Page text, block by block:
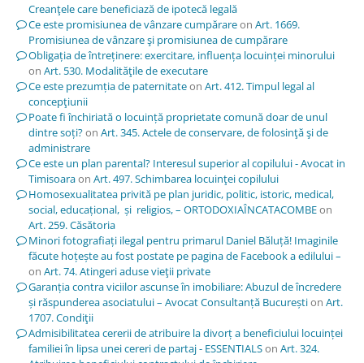
Creanţele care beneficiază de ipotecă legală
Ce este promisiunea de vânzare cumpărareon Art. 1669.
Promisiunea de vânzare şi promisiunea de cumpărare
Obligația de întreținere: exercitare, influența locuinței minorului
on Art. 530. Modalităţile de executare
Ce este prezumția de paternitateon Art. 412. Timpul legal al
concepţiunii
Poate fi închiriată o locuință proprietate comună doar de unul
dintre soți?on Art. 345. Actele de conservare, de folosinţă şi de
administrare
Ce este un plan parental? Interesul superior al copilului - Avocat in
Timisoaraon Art. 497. Schimbarea locuinţei copilului
Homosexualitatea privită pe plan juridic, politic, istoric, medical,
social, educațional, și religios, – ORTODOXIAÎNCATACOMBEon
Art. 259. Căsătoria
Minori fotografiați ilegal pentru primarul Daniel Băluță! Imaginile
făcute hoțește au fost postate pe pagina de Facebook a edilului –
on Art. 74. Atingeri aduse vieţii private
Garanția contra viciilor ascunse în imobiliare: Abuzul de încredere
și răspunderea asociatului – Avocat Consultanță Bucureștion Art.
1707. Condiţii
Admisibilitatea cererii de atribuire la divorț a beneficiului locuinței
familiei în lipsa unei cereri de partaj - ESSENTIALSon Art. 324.